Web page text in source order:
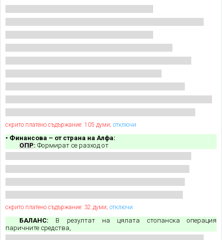
скрито платено съдържание: 105 думи; отключи
• Финансова – от страна на Алфа:
ОПР:Формират се разход от
скрито платено съдържание: 32 думи; отключи
БАЛАНС: В резултат на цялата стопанска операция
паричните средства,